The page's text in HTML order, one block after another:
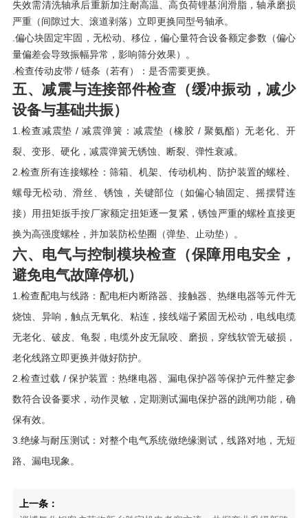
失效需清洗轴承后重新加注耐高温、高负荷锂基润滑脂，轴承磨损
严重（间隙过大、滚道剥落）立即更换同型号轴承。
.偏心块固定牢固，无松动、移位，偏心量符合设备额定参数（偏心
量偏差会导致振幅异常，影响筛分效果）。
.检查传动皮带 / 链条（若有）：是否需要更换。
五、减震与连接部件检查（缓冲振动，减少
设备与基础共振）
1.检查减震垫 / 减震弹簧：减震垫（橡胶 / 聚氨酯）无老化、开
裂、变形、硬化，减震弹簧无锈蚀、断裂、弹性衰减。
2.检查所有连接螺栓：筛箱、机架、传动机构、防护装置的螺栓、
螺母无松动、滑丝、锈蚀，关键部位（如偏心轴固定、摇摆臂连
接）用扭矩扳手按厂家额定扭矩逐一复紧，锈蚀严重的螺栓直接更
换为高强度螺栓，并加装防松垫圈（弹垫、止动垫）。
六、电气与控制模块检查（保障用电安全，
避免电气故障停机）
1.检查配电与线路：配电柜内断路器、接触器、热继电器等元件无
烧蚀、异响，触点无氧化、粘连，接线端子紧固无松动，电线电缆
无老化、破皮、龟裂，电缆外皮无鼠咬、磨损，穿线软管无破损，
老化线路立即更换并做好防护。
2.检查过载 / 保护装置：热继电器、漏电保护器等保护元件整定参
数符合设备要求，动作灵敏，定期测试漏电保护器的跳闸功能，确
保有效。
3.绝缘与耐压测试：对整个电气系统做绝缘测试，线路对地，无短
路、漏电现象。
上一条：